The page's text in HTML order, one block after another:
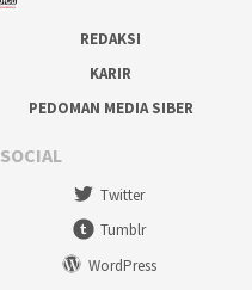
REDAKSI
KARIR
PEDOMAN MEDIA SIBER
Twitter
Tumblr
WordPress